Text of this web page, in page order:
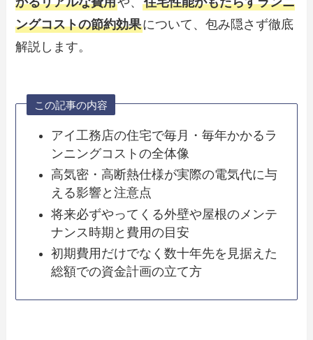
ングコストの節約効果について、包み隠さず徹底
解説します。
この記事の内容
アイ工務店の住宅で毎月・毎年かかるラ
ンニングコストの全体像
高気密・高断熱仕様が実際の電気代に与
える影響と注意点
将来必ずやってくる外壁や屋根のメンテ
ナンス時期と費用の目安
初期費用だけでなく数十年先を見据えた
総額での資金計画の立て方